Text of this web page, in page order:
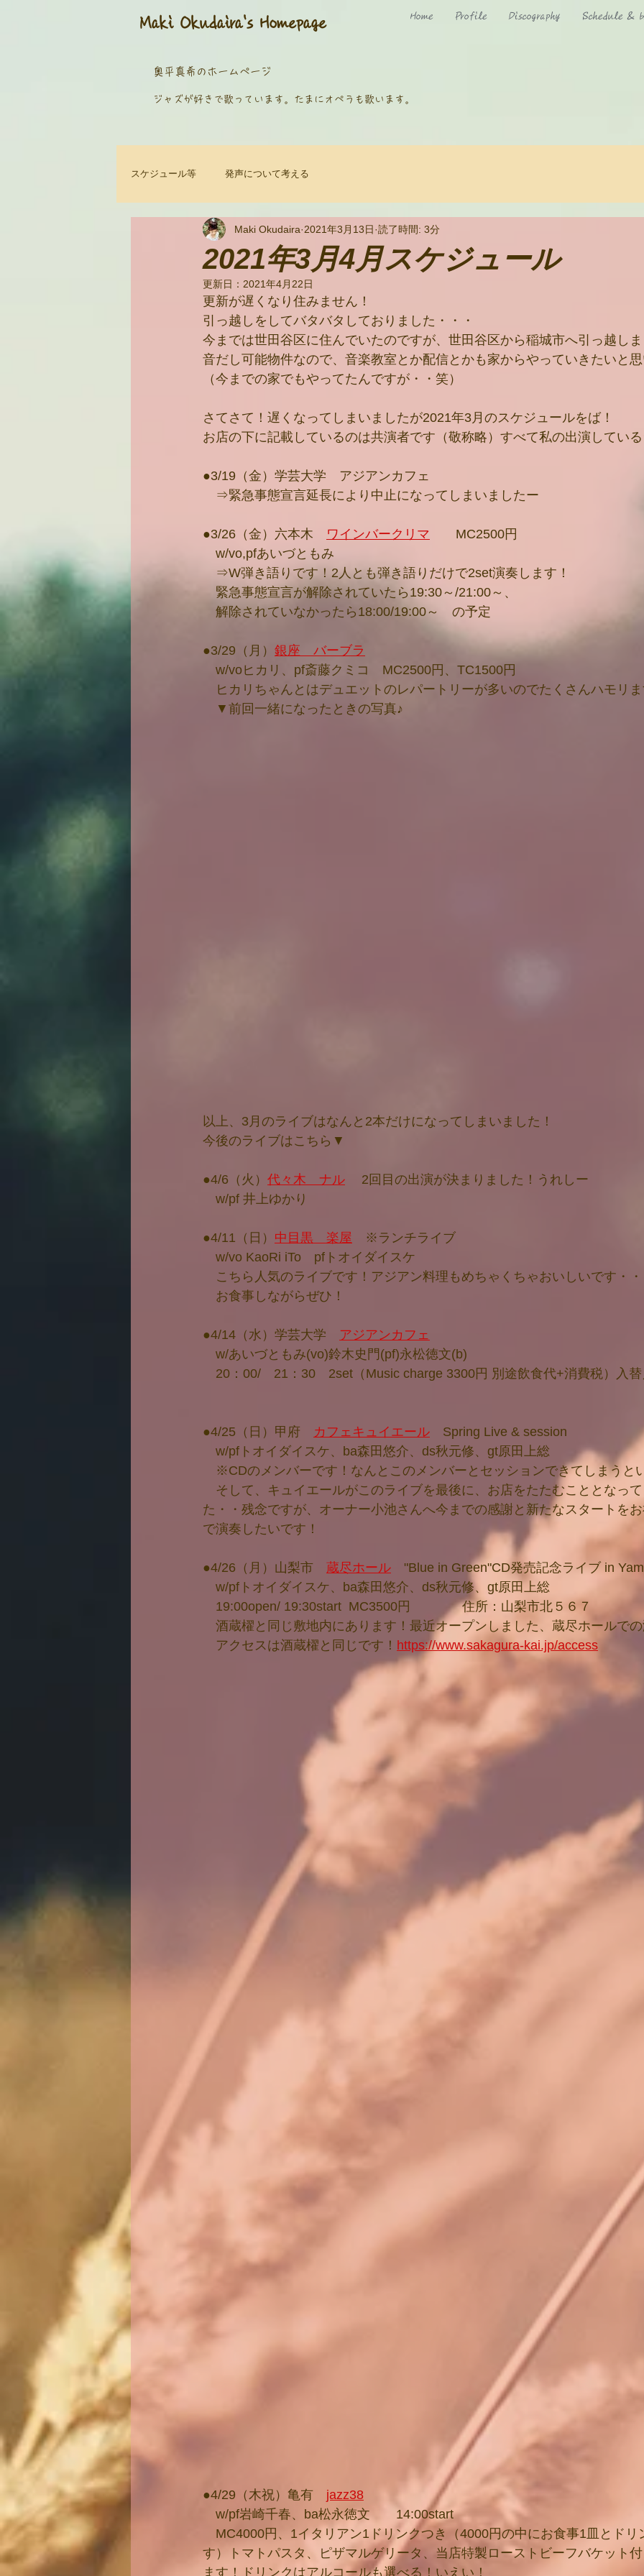
​Maki Okudaira's Homepage Home Profile Discography Schedule &
奥平真希のホームページ
​ジャズが好きで歌っています。 たまにオペラも歌います。
スケジュール等 発声について考える
2021年3月4月スケジュール
Maki Okudaira 2021年3月13日 読了時間: 3分
更新日： 2021年4月22日
更新が遅くなり住みません！
引っ越しをしてバタバタしておりました・・・
今までは世田谷区に住んでいたのですが、世田谷区から稲城市へ引っ越し
音だし可能物件なので、音楽教室とか配信とかも家からやっていきたいと
（今までの家でもやってたんですが・・笑）
さてさて！遅くなってしまいましたが2021年3月のスケジュールをば！
お店の下に記載しているのは共演者です（敬称略）すべて私の出演してい
●3/19（金）学芸大学　アジアンカフェ
⇒緊急事態宣言延長により中止になってしまいましたー
●3/26（金）六本木 ワインバークリマ MC2500円
w/vo,pfあいづともみ
⇒W弾き語りです！2人とも弾き語りだけで2set演奏します！
緊急事態宣言が解除されていたら19:30～/21:00～、
解除されていなかったら18:00/19:00～　の予定
●3/29（月） 銀座　バーブラ
w/voヒカリ、pf斎藤クミコ　MC2500円、TC1500円
ヒカリちゃんとはデュエットのレパートリーが多いのでたくさんハモリ
▼前回一緒になったときの写真♪
以上、3月のライブはなんと2本だけになってしまいました！
今後のライブはこちら▼
●4/6（火） 代々木　ナル 2回目の出演が決まりました！うれしー
w/pf 井上ゆかり
●4/11（日） 中目黒　楽屋 ※ランチライブ
w/vo KaoRi iTo　pfトオイダイスケ
こちら人気のライブです！アジアン料理もめちゃくちゃおいしいです・
お食事しながらぜひ！
●4/14（水）学芸大学 アジアンカフェ
w/あいづともみ(vo)鈴木史門(pf)永松徳文(b)
20：00/　21：30　2set（Music charge 3300円 別途飲食代+消費税）入
●4/25（日）甲府 カフェキュイエール Spring Live & session
w/pfトオイダイスケ、ba森田悠介、ds秋元修、gt原田上総
※CDのメンバーです！なんとこのメンバーとセッションできてしまうと
そして、キュイエールがこのライブを最後に、お店をたたむこととなっ
た・・残念ですが、オーナー小池さんへ今までの感謝と新たなスタートを
で演奏したいです！
●4/26（月）山梨市 蔵尽ホール "Blue in Green"CD発売記念ライブ in
w/pfトオイダイスケ、ba森田悠介、ds秋元修、gt原田上総
19:00open/ 19:30start  MC3500円　　　　住所：山梨市北５６７
酒蔵櫂と同じ敷地内にあります！最近オープンしました、蔵尽ホールで
アクセスは酒蔵櫂と同じです！ https://www.sakagura-kai.jp/access
●4/29（木祝）亀有 jazz38
w/pf岩崎千春、ba松永徳文　　14:00start
MC4000円、1イタリアン1ドリンクつき（4000円の中にお食事1皿とドリ
す）
トマトパスタ、ピザマルゲリータ、当店特製ローストビーフバケット
ます！ドリンクはアルコールも選べる！いえい！